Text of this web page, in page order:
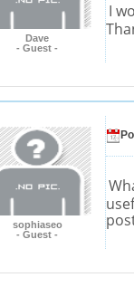
Dave
- Guest -
I
sophiaseo
- Guest -